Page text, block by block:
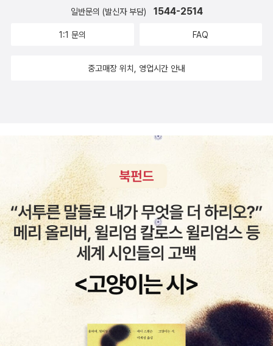
는 거의 매일 어깨에 보자기를 두르고 왕관을 쓰고, 요술봉을 들고, 반
짝이는 구두까지 신고서 자기가 공주님이라고 상상하는 놀이를 한다.
이 책 속의아이는정말 공주가 될 수 있는 교육을 본격적으로 받는다.
된다. 마지막으로 어떤 공주가 될 것인지 이름을 고르기만 하면 되는
데 아이의 선택은?유빈이라면 어떻게 했을까. '공주'가 된 게 너무 좋
아서엄마아빠 곁을 호로롱 날아가 버리지나 않을지..아마 유빈이가
가장 최근에 재미있게 읽은 공주책인 것 같다. 뭐, 엄밀히 따지자면 이
그림책 속 주인공은 공주의 신분이 아니다. 그냥 '핑크'를 너무 좋아한
나머지 '핑크공주'라는 별명을 얻은 아이다. 표지에 그려진 아이를 보
면 꼭 유빈이를 보고 있는 것 같은 착각이 들 정도로 우리 아이와 참
많이 닮아 있다. 비오는 날 엄마가 만들어주신 핑크빛 컵케이크를 먹
고 온몸이, 심지어 눈물까지도 핑크색으로 변해버린 아이. 엄마아빠
는 걱정이 태산인데, 이 아이는 너무 신나고 즐겁다. 욕심이 지나치면
화를 부르는 법. 아이는 엄마아빠의 말씀을 안듣고 핑크빛 컵케이크
를 몰래 먹었다가 아예 빨강색으로 변하고 만다. 이아이가 다시 제대
를 즐길 수 있는 책. 왜 롤라는 머리를 자르는 게 싫었을까? 여자
아이들이라면 누구나 한 번 쯤 긴 머리의 공주가 되어보고 싶단 생각
서 애완동물을 기를 때 어떻게 해야하는지 자연스럽게 알 수 있다.
있게 이야기한다. 초등학생 용 책이라 아직 구입하지 않은 책. 요
것도 원서가 궁금하지만 장편이기에 부담스럽다. 한글로 읽고 나중
에 읽으면 영어 실력 쑥쑥 향상될 것 같긴한데... 이 책 역시 클라리
스 빈이 주인공이다. 롤라와 다소 닮은 듯한 귀여운 소녀 클라리스
빈. 재미있을 것 같다. 클라리스 빈 시리즈이지만 앞의 두 권의 책
보다는 얇은 그림책이라서 우리 아이도 읽었다. 자신만의 방이 있
었으면 하는 주인공 마음이 이해가 되는데... 재미있기도 하고 또
지구 환경에 대해서 생각해볼 수 있는 책이다. 학교 숙제를 어려워
찾고나니 정말 로렌 차일드의 책이 참 많이 있다. 보통 동화 속 생쥐
는 실제와 달리 귀여운 캐릭터일 때가 많은데 이 책에서는 실제 쥐의
모습이라고 할 수 있을까! 주인공 단이가 롤라와 닮았다고 참 좋아
한다. 미술관에서 그림 속에 있는 가브리엘 천사가 나와 단이에게 그
를 아주 재미있게 이쁜 그림과 시로 보여주고 있다,한편 한편 읽을때
본들 것 이기에 더 동감하고 좋아하는지 모르겠다,만일 이 일이 내일
아주 꿋꿋하게 잘 참았다,그리고 잠시 자리를 피하고 쇼파밑에 숨었
무 많이 본다,그래도 재미있고 좋단다,다행이다,
일반문의 (발신자 부담) 1544-2514
1:1 문의 FAQ
중고매장 위치, 영업시간 안내